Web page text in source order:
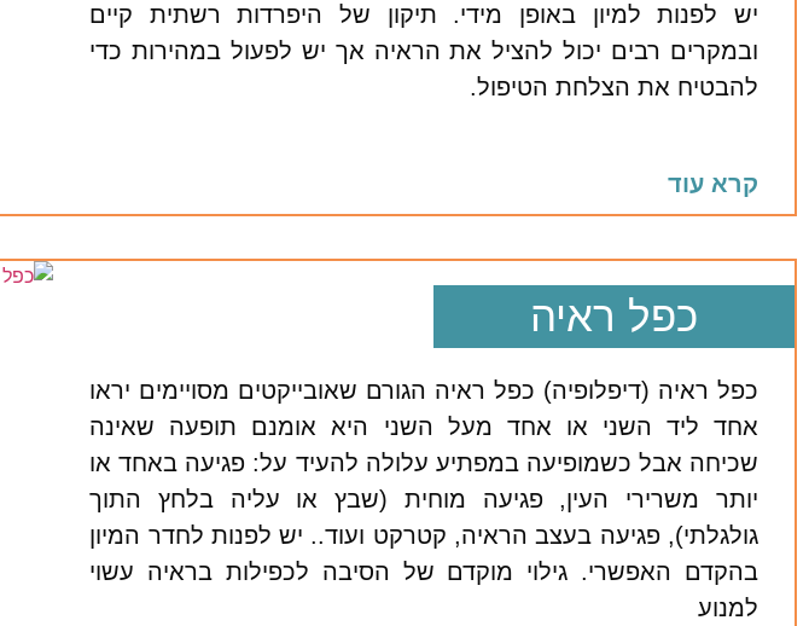
יש לפנות למיון באופן מידי. תיקון של היפרדות רשתית קיים
ובמקרים רבים יכול להציל את הראיה אך יש לפעול במהירות כדי
להבטיח את הצלחת הטיפול.
קרא עוד
כפל ראיה
כפל ראיה (דיפלופיה) כפל ראיה הגורם שאובייקטים מסויימים יראו
אחד ליד השני או אחד מעל השני היא אומנם תופעה שאינה
שכיחה אבל כשמופיעה במפתיע עלולה להעיד על: פגיעה באחד או
יותר משרירי העין, פגיעה מוחית (שבץ או עליה בלחץ התוך
גולגלתי), פגיעה בעצב הראיה, קטרקט ועוד.. יש לפנות לחדר המיון
בהקדם האפשרי. גילוי מוקדם של הסיבה לכפילות בראיה עשוי
למנוע